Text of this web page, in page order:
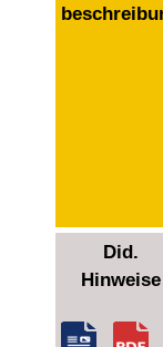
Did.
Hinweise